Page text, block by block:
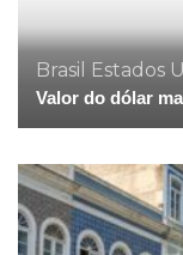
Brasil Estados
Valor do dólar